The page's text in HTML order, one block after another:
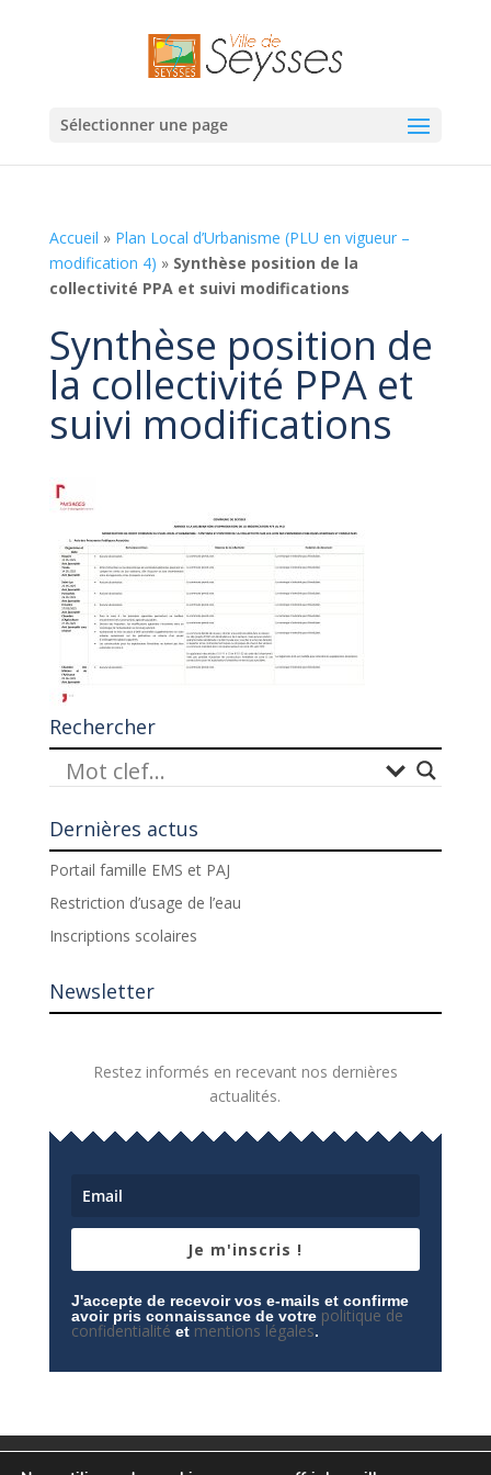
Sélectionner une page
Accueil » Plan Local d’Urbanisme (PLU en vigueur –
modification 4) » Synthèse position de la
collectivité PPA et suivi modifications
Synthèse position de
la collectivité PPA et
suivi modifications
Rechercher
Dernières actus
Portail famille EMS et PAJ
Restriction d’usage de l’eau
Inscriptions scolaires
Newsletter
Restez informés en recevant nos dernières
actualités.
Je m'inscris !
J'accepte de recevoir vos e-mails et confirme
avoir pris connaissance de votre politique de
confidentialité et mentions légales.